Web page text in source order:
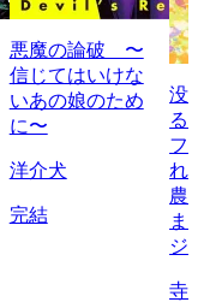
悪魔の論破 〜
信じてはいけな
いあの娘のため
に〜
洋介犬
完結
没
る
フ
れ
農
ま
ジ
寺